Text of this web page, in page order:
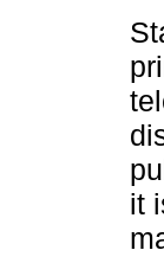
it